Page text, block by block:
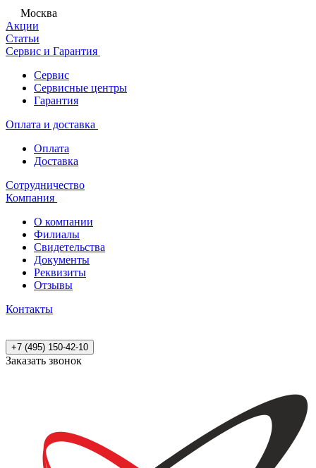
Москва
Акции
Статьи
Сервис и Гарантия
Сервис
Сервисные центры
Гарантия
Оплата и доставка
Оплата
Доставка
Сотрудничество
Компания
О компании
Филиалы
Свидетельства
Документы
Реквизиты
Отзывы
Контакты
+7 (495) 150-42-10
Заказать звонок